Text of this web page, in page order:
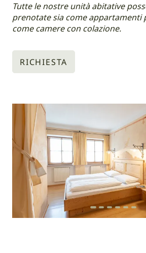
Tutte le nostre unità abitative
prenotate sia come appartamenti
come camere con colazione.
RICHIESTA